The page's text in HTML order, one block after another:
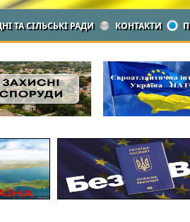
ТА СІЛЬСЬКІ РАДИ КОНТАКТИ